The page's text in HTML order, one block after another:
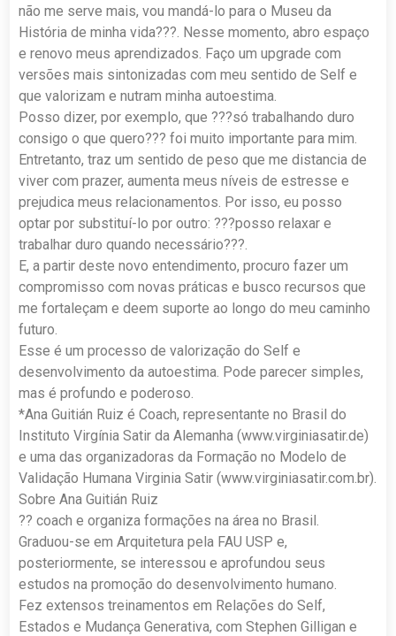
não me serve mais, vou mandá-lo para o Museu da
História de minha vida???. Nesse momento, abro espaço
e renovo meus aprendizados. Faço um upgrade com
versões mais sintonizadas com meu sentido de Self e
que valorizam e nutram minha autoestima.
Posso dizer, por exemplo, que ???só trabalhando duro
consigo o que quero??? foi muito importante para mim.
Entretanto, traz um sentido de peso que me distancia de
viver com prazer, aumenta meus níveis de estresse e
prejudica meus relacionamentos. Por isso, eu posso
optar por substituí-lo por outro: ???posso relaxar e
trabalhar duro quando necessário???.
E, a partir deste novo entendimento, procuro fazer um
compromisso com novas práticas e busco recursos que
me fortaleçam e deem suporte ao longo do meu caminho
futuro.
Esse é um processo de valorização do Self e
desenvolvimento da autoestima. Pode parecer simples,
mas é profundo e poderoso.
*Ana Guitián Ruiz é Coach, representante no Brasil do
Instituto Virgínia Satir da Alemanha (www.virginiasatir.de)
e uma das organizadoras da Formação no Modelo de
Validação Humana Virginia Satir (www.virginiasatir.com.br).
Sobre Ana Guitián Ruiz
?? coach e organiza formações na área no Brasil.
Graduou-se em Arquitetura pela FAU USP e,
posteriormente, se interessou e aprofundou seus
estudos na promoção do desenvolvimento humano.
Fez extensos treinamentos em Relações do Self,
Estados e Mudança Generativa, com Stephen Gilligan e